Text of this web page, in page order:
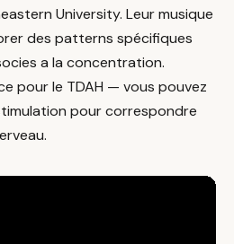
University. Leur musique
des patterns spécifiques
a la concentration.
pour le TDAH — vous pouvez
pour correspondre